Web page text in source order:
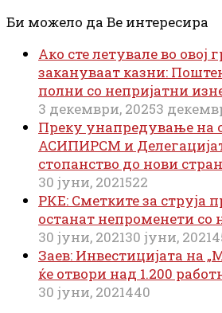
Би можело да Ве интересира
Ако сте летувале во овој
закануваат казни:
полни со непријатни
3 декември, 20253
Преку унапредување на
АСИПИРСМ и
стопанство до нови
30 јуни, 2021522
РКЕ: Сметките за струја
останат непроменети со
30 јуни, 202130 јуни, 2021
Заев: Инвестицијата на
ќе отвори над 1.200
30 јуни, 2021440